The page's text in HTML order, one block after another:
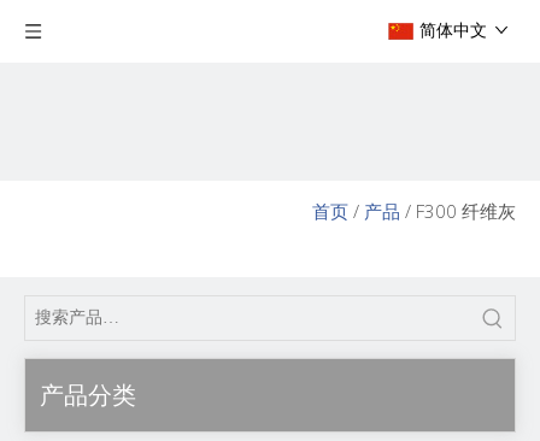
简体中文
首页 / 产品 / F300 纤维灰
产品分类